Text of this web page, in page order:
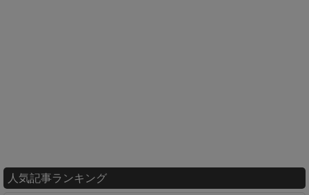
人気記事ランキング